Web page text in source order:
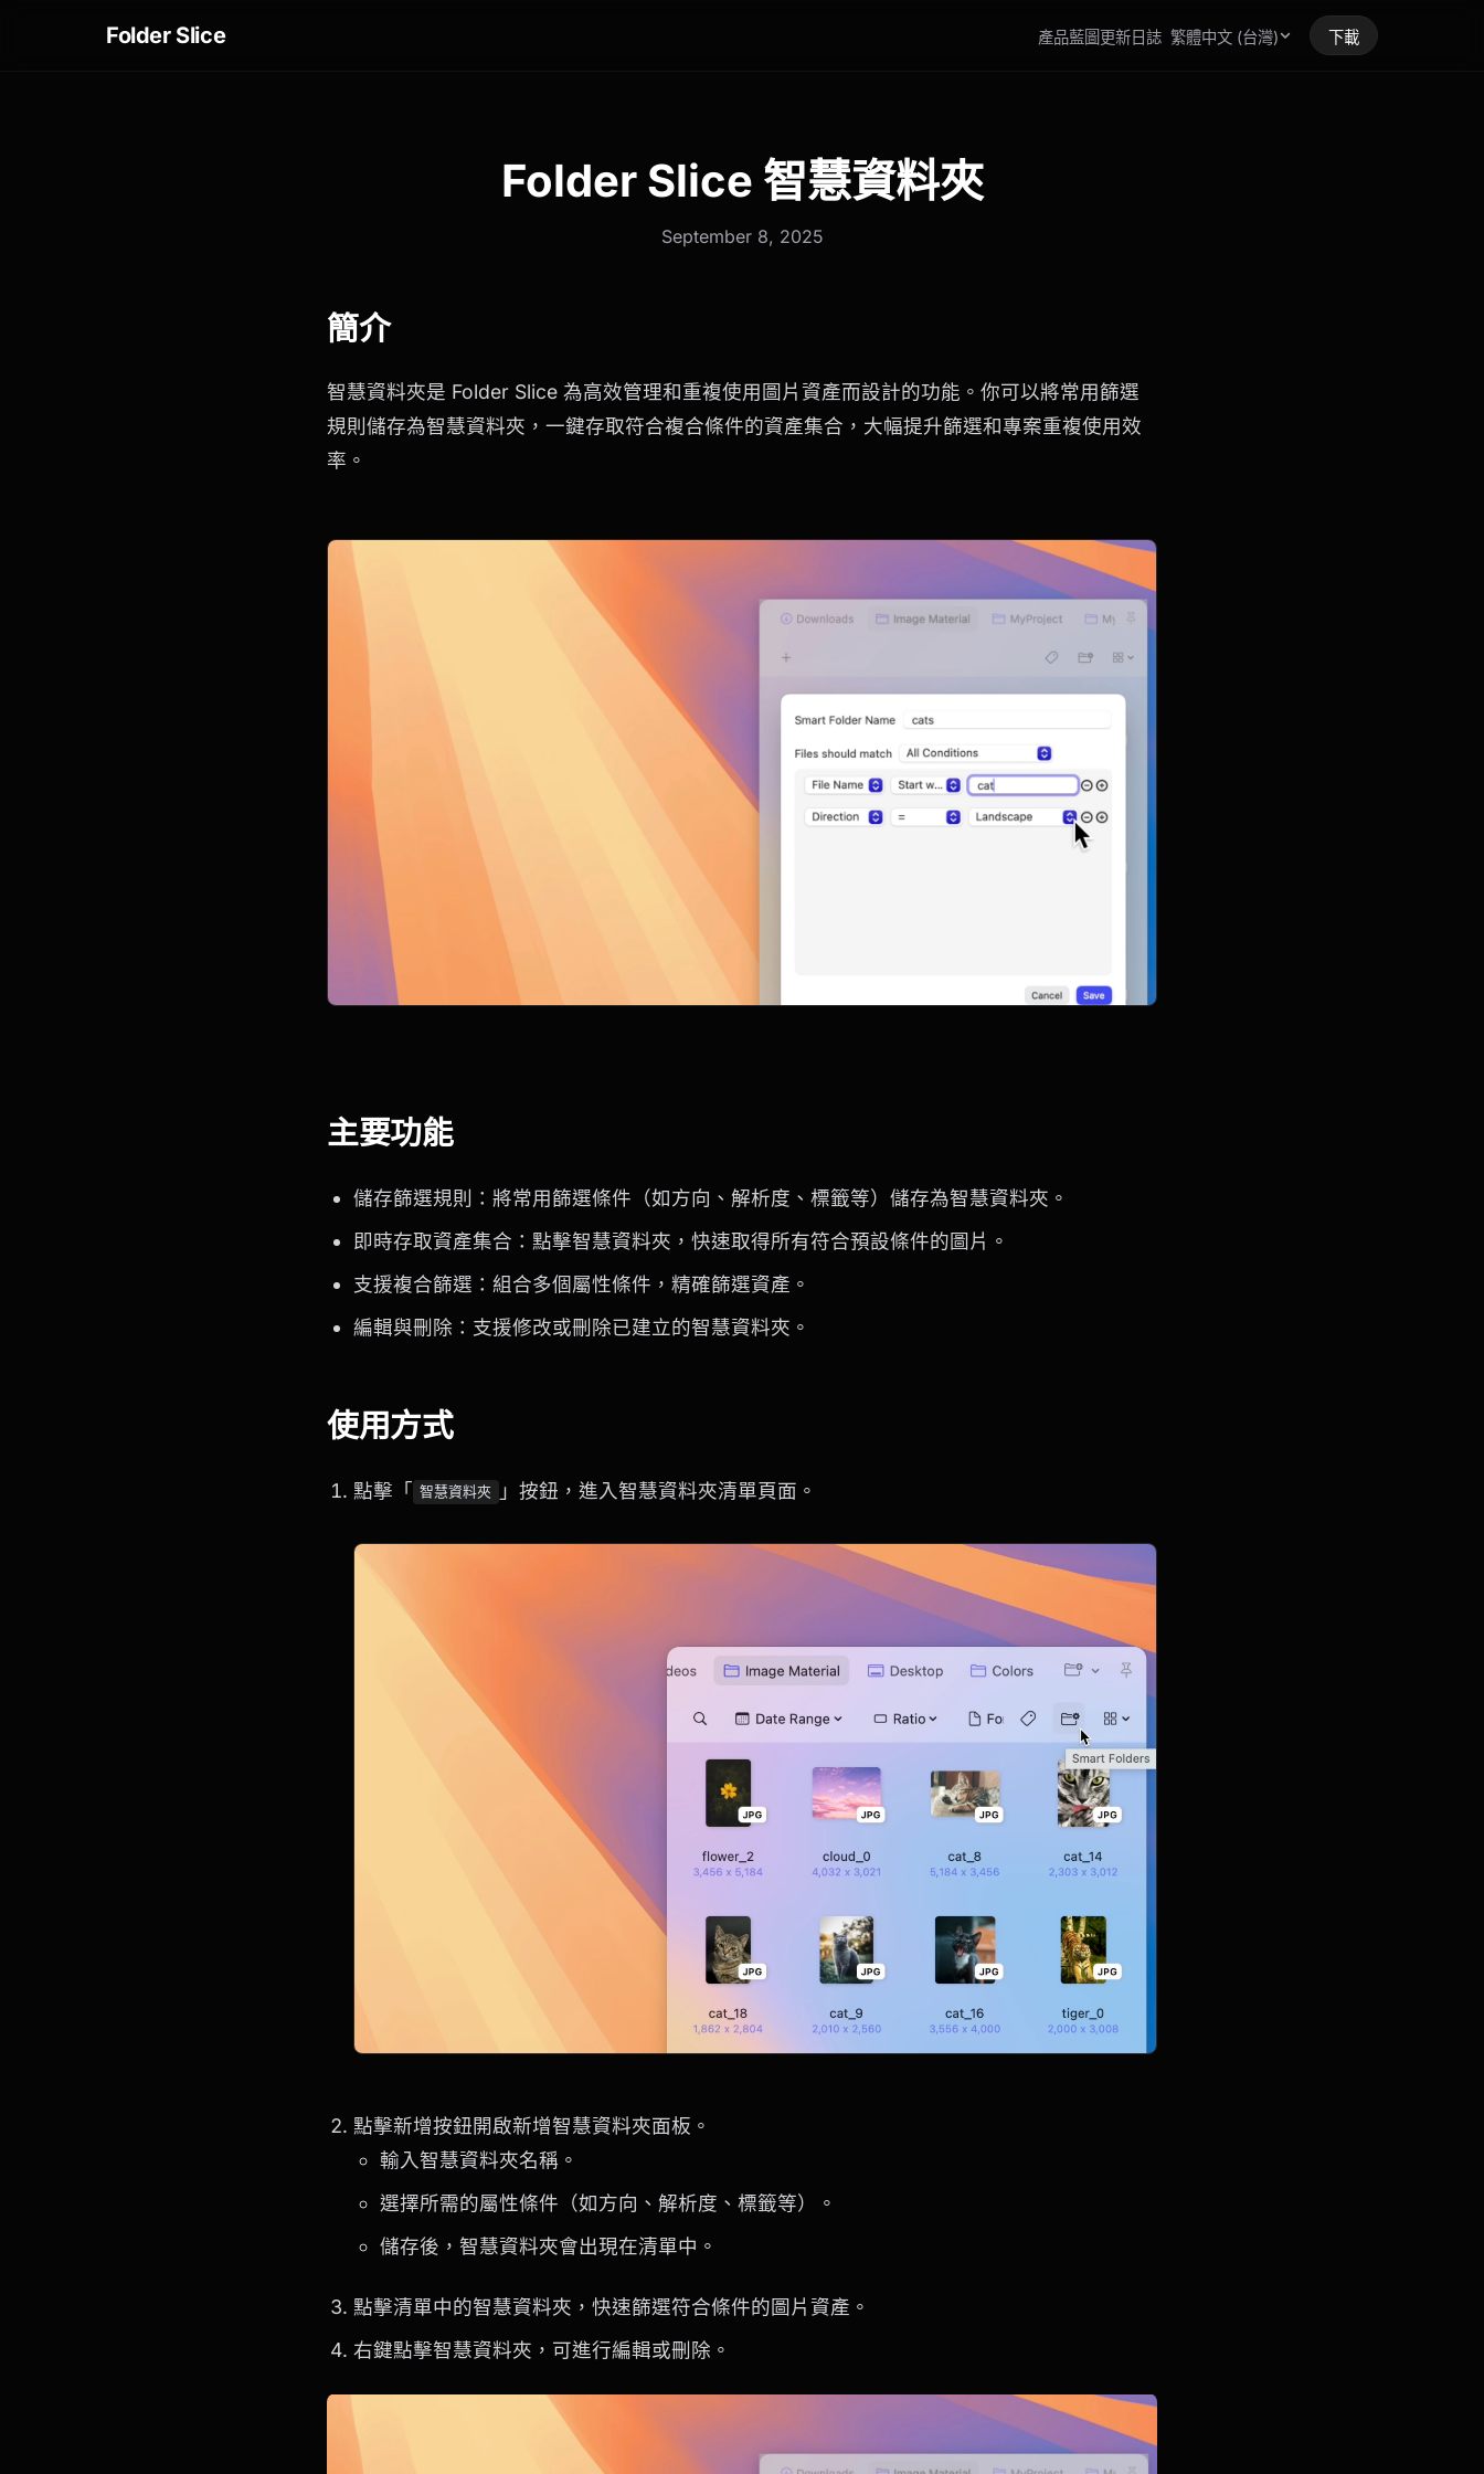
Folder Slice 產品藍圖更新日誌 繁體中文 (台灣) 下載
Folder Slice 智慧資料夾
September 8, 2025
簡介
智慧資料夾是 Folder Slice 為高效管理和重複使用圖片資產而設計的功能。你可以將常用篩選
規則儲存為智慧資料夾，一鍵存取符合複合條件的資產集合，大幅提升篩選和專案重複使用效
率。
主要功能
儲存篩選規則：將常用篩選條件（如方向、解析度、標籤等）儲存為智慧資料夾。
即時存取資產集合：點擊智慧資料夾，快速取得所有符合預設條件的圖片。
支援複合篩選：組合多個屬性條件，精確篩選資產。
編輯與刪除：支援修改或刪除已建立的智慧資料夾。
使用方式
點擊「 智慧資料夾 」按鈕，進入智慧資料夾清單頁面。
點擊新增按鈕開啟新增智慧資料夾面板。
輸入智慧資料夾名稱。
選擇所需的屬性條件（如方向、解析度、標籤等）。
儲存後，智慧資料夾會出現在清單中。
點擊清單中的智慧資料夾，快速篩選符合條件的圖片資產。
右鍵點擊智慧資料夾，可進行編輯或刪除。